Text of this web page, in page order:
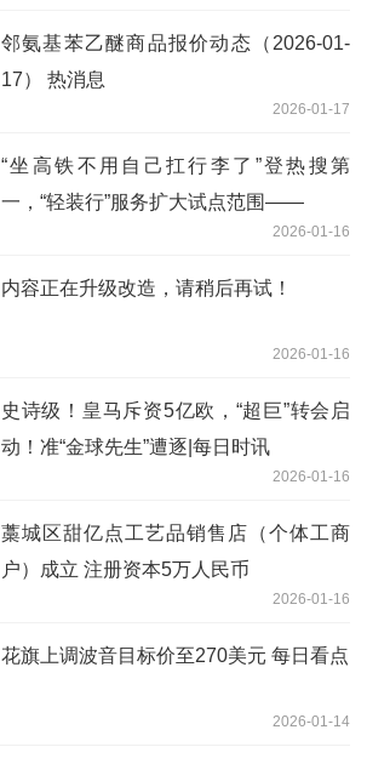
邻氨基苯乙醚商品报价动态（2026-01-
17） 热消息
2026-01-17
“坐高铁不用自己扛行李了”登热搜第
一，“轻装行”服务扩大试点范围——
2026-01-16
内容正在升级改造，请稍后再试！
2026-01-16
史诗级！皇马斥资5亿欧，“超巨”转会启
动！准“金球先生”遭逐|每日时讯
2026-01-16
藁城区甜亿点工艺品销售店（个体工商
户）成立 注册资本5万人民币
2026-01-16
花旗上调波音目标价至270美元 每日看点
2026-01-14